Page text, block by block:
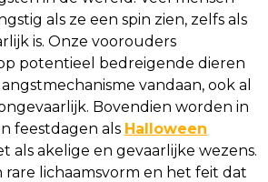
als ze een spin zien, zelfs als
is. Onze voorouders
potentieel bedreigende dieren
vandaan, ook al
Bovendien worden in
feestdagen als Halloween
als akelige en gevaarlijke wezens.
rare lichaamsvorm en het feit dat